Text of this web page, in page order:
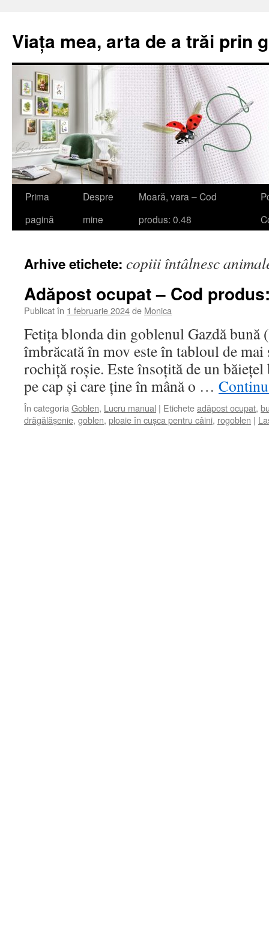
Viața mea, arta de a trăi prin
Sari
Prima
pagină
Despre
mine
Moară, vara – Cod
produs: 0.48
Arhive etichete: copiii întâlnesc
Adăpost ocupat – Cod
Publicat în 1 februarie 2024de Monica
Fetița blonda din goblenul Gazdă bună
îmbrăcată în mov este în tabloul de mai
rochiță roșie. Este însoțită de un
pe cap și care ține în mână o …
În categoria Goblen, Lucru manual | Eticheteadăpost ocupat,
drăgălășenie, goblen, ploaie în cușca pentru câini, rogoblen |